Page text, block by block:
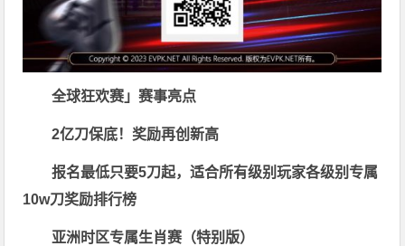
全球狂欢赛」赛事亮点
2亿刀保底！奖励再创新高
报名最低只要5刀起，适合所有级别玩家各级别专属
10w刀奖励排行榜
亚洲时区专属生肖赛（特别版）